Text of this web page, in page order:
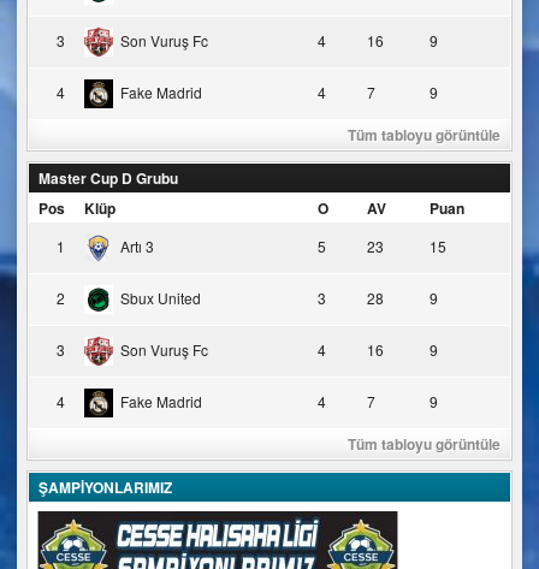
3 Son Vuruş Fc 4 16 9
4 Fake Madrid 4 7 9
Tüm tabloyu görüntüle
Master Cup D Grubu
Pos
Klüp O AV Puan
1 Artı 3 5 23 15
2 Sbux United 3 28 9
3 Son Vuruş Fc 4 16 9
4 Fake Madrid 4 7 9
Tüm tabloyu görüntüle
ŞAMPİYONLARIMIZ